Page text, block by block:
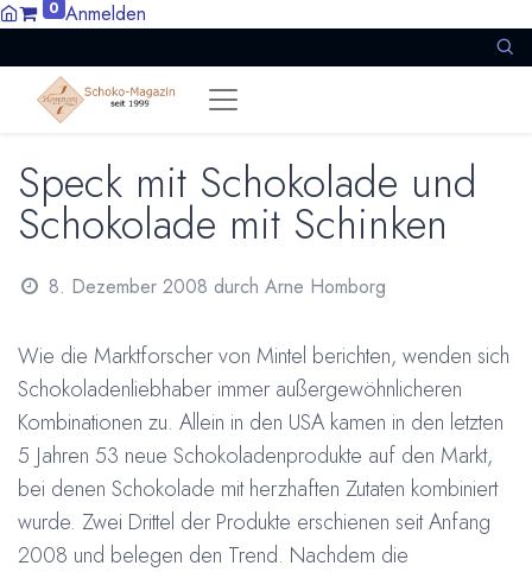
0 Anmelden
Speck mit Schokolade und
Schokolade mit Schinken
8. Dezember 2008 durch Arne Homborg
Wie die Marktforscher von Mintel berichten, wenden sich
Schokoladenliebhaber immer außergewöhnlicheren
Kombinationen zu. Allein in den USA kamen in den letzten
5 Jahren 53 neue Schokoladenprodukte auf den Markt,
bei denen Schokolade mit herzhaften Zutaten kombiniert
wurde. Zwei Drittel der Produkte erschienen seit Anfang
2008 und belegen den Trend. Nachdem die